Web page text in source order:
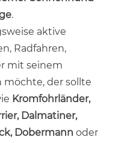
.
aktive
Radfahren,
mit seinem
möchte, der sollte
Kromfohrländer,
Dalmatiner,
Dobermann oder